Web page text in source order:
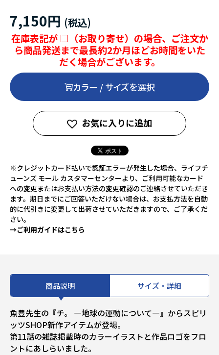
7,150円
在庫表記が □（お取り寄せ）の場合、ご注文か
ら商品発送まで最長約2か月ほどお時間をいた
だく場合がございます。
カラー / サイズを選択
お気に入りに追加
※クレジットカード払いで認証エラーが発生した場合、ライフチ
ューンズ モール カスタマーセンターより、ご利用可能なカード
への変更またはお支払い方法の変更確認のご連絡させていただき
ます。期日までにご回答いただけない場合は、お支払方法を自動
的に代引きに変更して出荷させていただきますので、ご了承くだ
さい。
→ご利用ガイドはこちら
商品説明 サイズ・詳細
魚豊先生の『チ。 ―地球の運動について―』からスピリ
ッツSHOP新作アイテムが登場。
第11話の雑誌掲載時のカラーイラストと作品ロゴをフロ
ントにあしらいました。